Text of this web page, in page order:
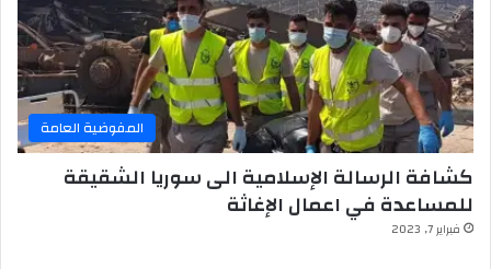
المفوضية العامة
كشافة الرسالة الإسلامية الى سوريا الشقيقة
للمساعدة في اعمال الإغاثة
فبراير 7, 2023